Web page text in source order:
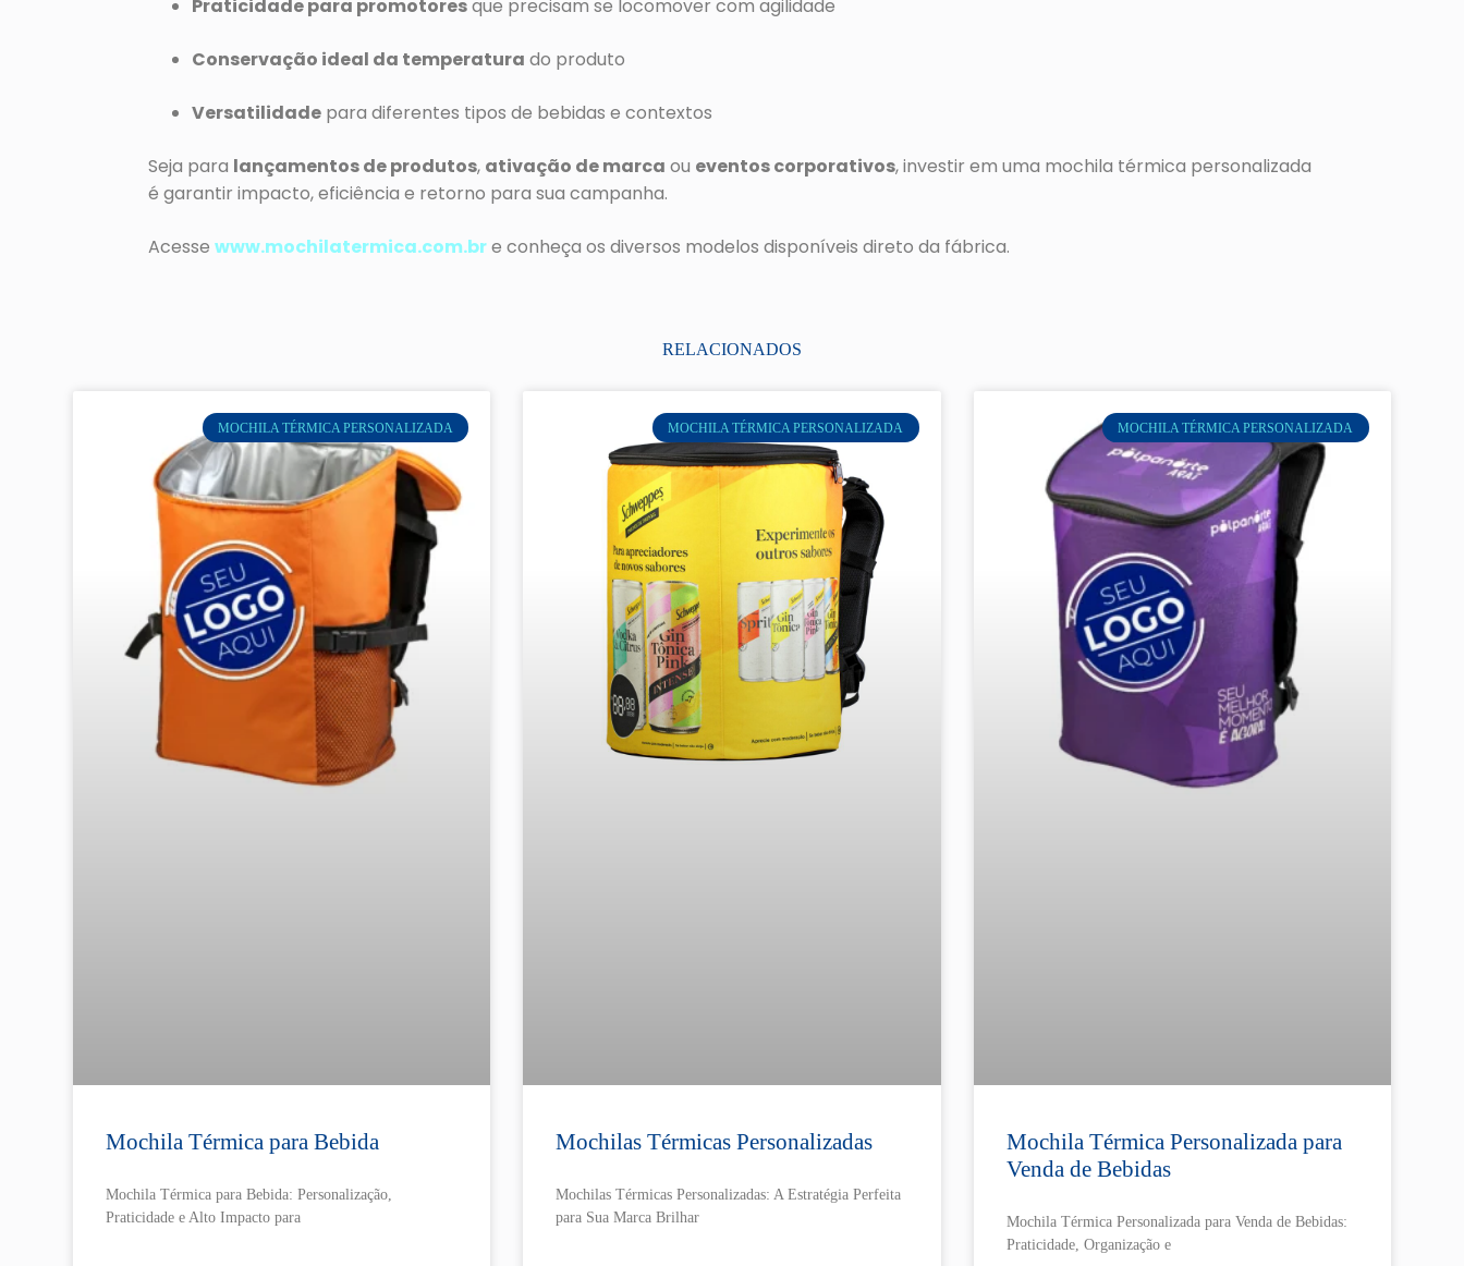
Praticidade para promotoresque precisam se locomover com agilidade
Conservação ideal da temperatura do produto
Versatilidade para diferentes tipos de bebidas e contextos
Seja para lançamentos de produtos, ativação de marca ou eventos corporativos, investir em uma mochila térmica personalizada
é garantir impacto, eficiência e retorno para sua campanha.
Acesse www.mochilatermica.com.bre conheça os diversos modelos disponíveis direto da fábrica.
RELACIONADOS
MOCHILA TÉRMICA PERSONALIZADA
Mochila Térmica para Bebida
Mochila Térmica para Bebida: Personalização,
Praticidade e Alto Impacto para
MOCHILA TÉRMICA PERSONALIZADA
Mochilas Térmicas Personalizadas
Mochilas Térmicas Personalizadas: A Estratégia Perfeita
para Sua Marca Brilhar
MOCHILA TÉRMICA PERSONALIZADA
Mochila Térmica Personalizada para
Venda de Bebidas
Mochila Térmica Personalizada para Venda de Bebidas:
Praticidade, Organização e